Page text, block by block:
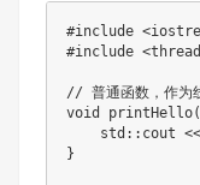
#include
#include
// 普通函数，作为
void
std::cout <<
}